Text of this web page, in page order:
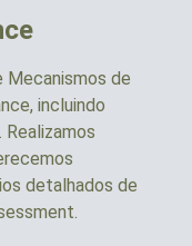
Mecanismos de
incluindo
detalhados de